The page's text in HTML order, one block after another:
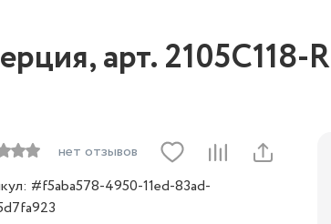
арт. 2105C118-R
нет отзывов
#f5aba578-4950-11ed-83ad-